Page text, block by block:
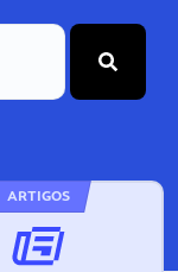
ARTIGOS